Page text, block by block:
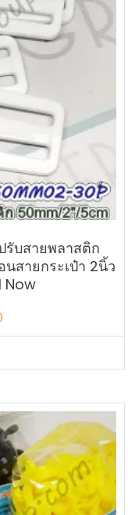
รับสายพลาสติก
สายกระเป๋า 2นิ้ว
Now
Current
price